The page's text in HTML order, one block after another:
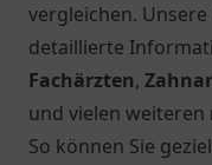
vergleichen.
detaillierte
Fachärzten,
und vielen weiteren
So können Sie